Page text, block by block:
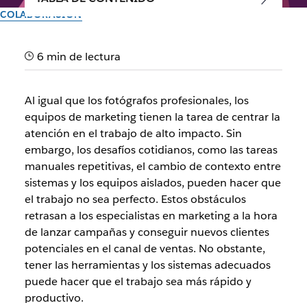
COLABORACIÓN
Los equipos de marketing de
automatización para
simplificar procesos y
potenciar la productividad
Los flujos de trabajo ayudan a los especialistas en marketing
a crear y lanzar campañas más rápido
El equipo de Slack
27 de noviembre de 2023
6 min de lectura
Al igual que los fotógrafos profesionales, los
equipos de marketing tienen la tarea de centrar la
atención en el trabajo de alto impacto. Sin
embargo, los desafíos cotidianos, como las tareas
manuales repetitivas, el cambio de contexto entre
sistemas y los equipos aislados, pueden hacer que
el trabajo no sea perfecto. Estos obstáculos
retrasan a los especialistas en marketing a la hora
de lanzar campañas y conseguir nuevos clientes
potenciales en el canal de ventas. No obstante,
tener las herramientas y los sistemas adecuados
puede hacer que el trabajo sea más rápido y
productivo.